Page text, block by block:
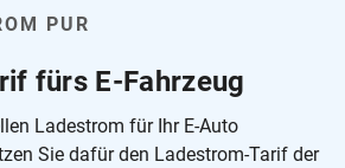
PUR
fürs E‑Fahrzeug
Ladestrom für Ihr E‑Auto
Sie dafür den Ladestrom-Tarif der